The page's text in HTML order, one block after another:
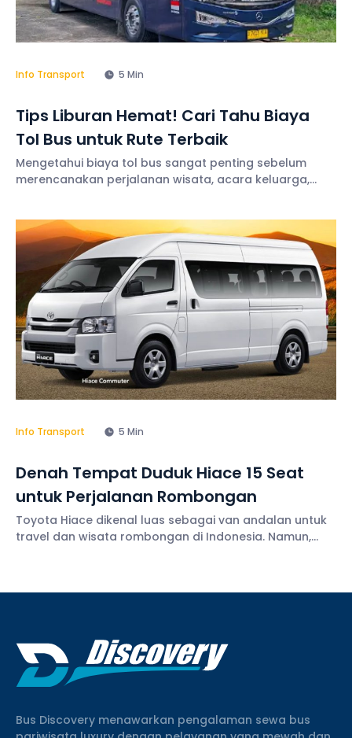
Info Transport 5 Min
Tips Liburan Hemat! Cari Tahu Biaya
Tol Bus untuk Rute Terbaik
Mengetahui biaya tol bus sangat penting sebelum
merencanakan perjalanan wisata, acara keluarga,
lebih terukur sehingga pengeluaran tetap terkendali
selama
Info Transport 5 Min
Denah Tempat Duduk Hiace 15 Seat
untuk Perjalanan Rombongan
Toyota Hiace dikenal luas sebagai van andalan untuk
travel dan wisata rombongan di Indonesia. Namun,
Bus Discovery menawarkan pengalaman sewa bus